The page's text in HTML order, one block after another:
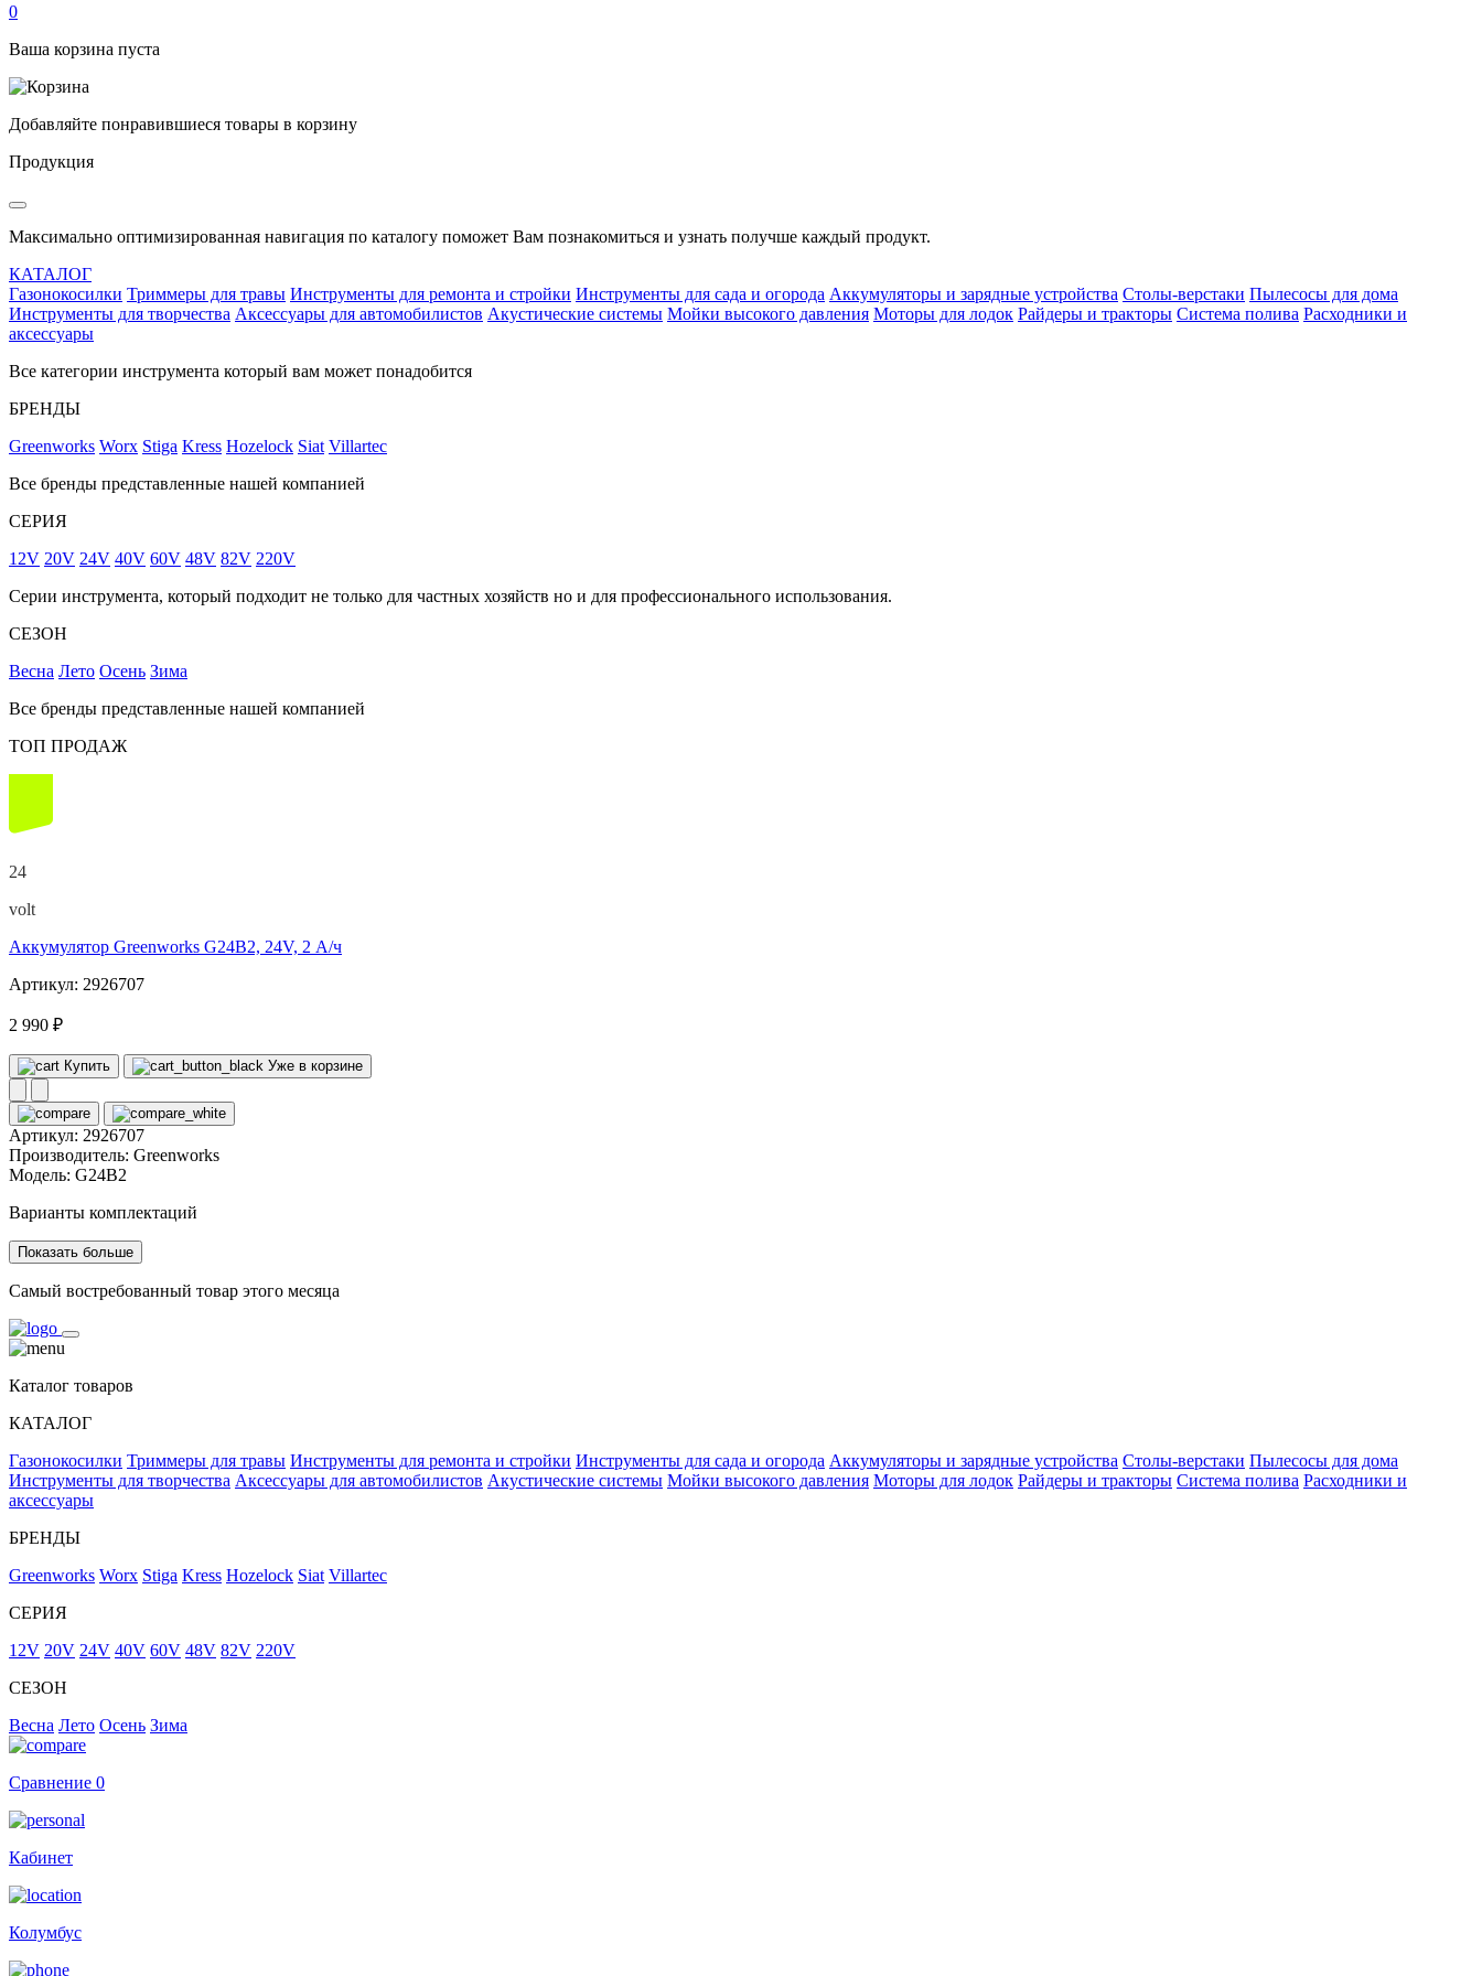
0
Ваша корзина пуста
Добавляйте понравившиеся товары в корзину
Продукция
Максимально оптимизированная навигация по каталогу поможет Вам познакомиться и узнать получше каждый продукт.
КАТАЛОГ
Газонокосилки Триммеры для травы Инструменты для ремонта и стройки Инструменты для сада и огорода Аккумуляторы и зарядные устройства Столы-верстаки Пылесосы для дома
Инструменты для творчества Аксессуары для автомобилистов Акустические системы Мойки высокого давления Моторы для лодок Райдеры и тракторы Система полива Расходники и
аксессуары
Все категории инструмента который вам может понадобится
БРЕНДЫ
Greenworks Worx Stiga Kress Hozelock Siat Villartec
Все бренды представленные нашей компанией
СЕРИЯ
12V 20V 24V 40V 60V 48V 82V 220V
Серии инструмента, который подходит не только для частных хозяйств но и для профессионального использования.
СЕЗОН
Весна Лето Осень Зима
Все бренды представленные нашей компанией
ТОП ПРОДАЖ
24
volt
Аккумулятор Greenworks G24B2, 24V, 2 А/ч
Артикул: 2926707
2 990 ₽
Купить Уже в корзине
Артикул: 2926707
Производитель: Greenworks
Модель: G24B2
Варианты комплектаций
Показать больше
Самый востребованный товар этого месяца
Каталог товаров
КАТАЛОГ
Газонокосилки Триммеры для травы Инструменты для ремонта и стройки Инструменты для сада и огорода Аккумуляторы и зарядные устройства Столы-верстаки Пылесосы для дома
Инструменты для творчества Аксессуары для автомобилистов Акустические системы Мойки высокого давления Моторы для лодок Райдеры и тракторы Система полива Расходники и
аксессуары
БРЕНДЫ
Greenworks Worx Stiga Kress Hozelock Siat Villartec
СЕРИЯ
12V 20V 24V 40V 60V 48V 82V 220V
СЕЗОН
Весна Лето Осень Зима
Сравнение 0
Кабинет
Колумбус